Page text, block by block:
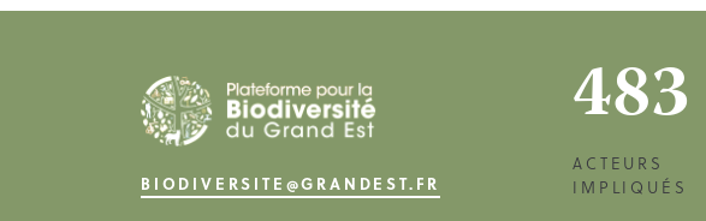
BIODIVERSITE@GRANDEST.FR
483
ACTEURS
IMPLIQUÉS